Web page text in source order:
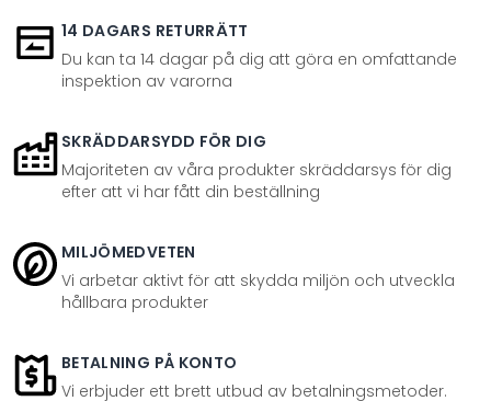
14 DAGARS RETURRÄTT
Du kan ta 14 dagar på dig att göra en omfattande
inspektion av varorna
SKRÄDDARSYDD FÖR DIG
Majoriteten av våra produkter skräddarsys för dig
efter att vi har fått din beställning
MILJÖMEDVETEN
Vi arbetar aktivt för att skydda miljön och utveckla
hållbara produkter
BETALNING PÅ KONTO
Vi erbjuder ett brett utbud av betalningsmetoder.